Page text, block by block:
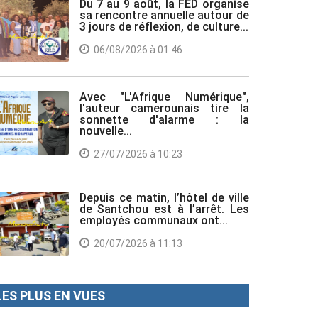
Du 7 au 9 août, la FED organise
sa rencontre annuelle autour de
3 jours de réflexion, de culture...
06/08/2026 à 01:46
Avec "L'Afrique Numérique",
l'auteur camerounais tire la
sonnette d'alarme : la
nouvelle...
27/07/2026 à 10:23
Depuis ce matin, l’hôtel de ville
de Santchou est à l’arrêt. Les
employés communaux ont...
20/07/2026 à 11:13
PLUS EN VUES